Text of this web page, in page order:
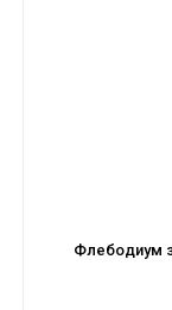
Флебодиум